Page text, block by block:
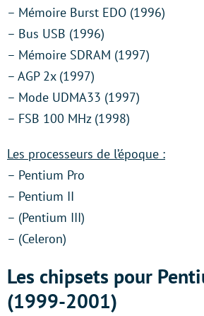
– Mémoire Burst EDO (1996)
– Bus USB (1996)
– Mémoire SDRAM (1997)
– AGP 2x (1997)
– Mode UDMA33 (1997)
– FSB 100 MHz (1998)
Les processeurs de l’époque :
– Pentium Pro
– Pentium II
– (Pentium III)
– (Celeron)
Les chipsets pour
(1999-2001)